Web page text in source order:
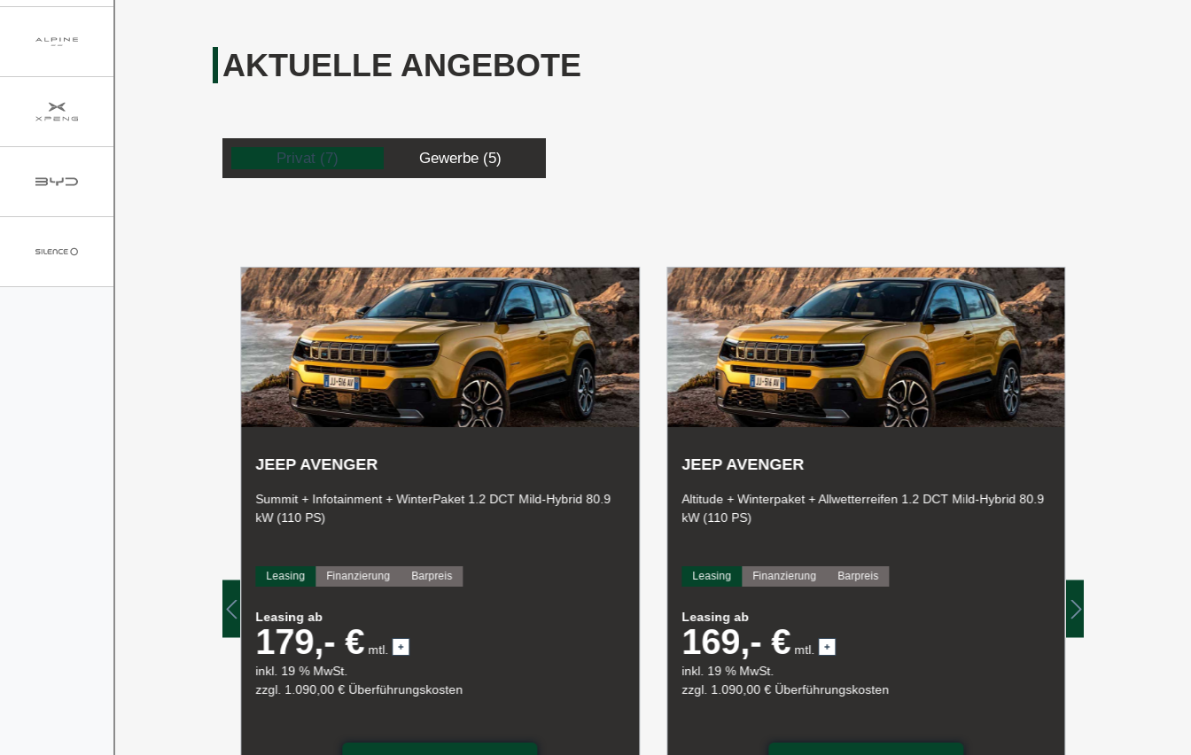
AKTUELLE ANGEBOTE
Privat (7) Gewerbe (5)
JEEP AVENGER
Summit + Infotainment + WinterPaket 1.2 DCT Mild-Hybrid 80.9
kW (110 PS)
Leasing Finanzierung Barpreis
Leasing ab
179,- €mtl.
inkl. 19 % MwSt.
zzgl. 1.090,00 € Überführungskosten
JEEP AVENGER
Altitude + Winterpaket + Allwetterreifen 1.2 DCT Mild-Hybrid 80.9
kW (110 PS)
Leasing Finanzierung Barpreis
Leasing ab
169,- €mtl.
inkl. 19 % MwSt.
zzgl. 1.090,00 € Überführungskosten